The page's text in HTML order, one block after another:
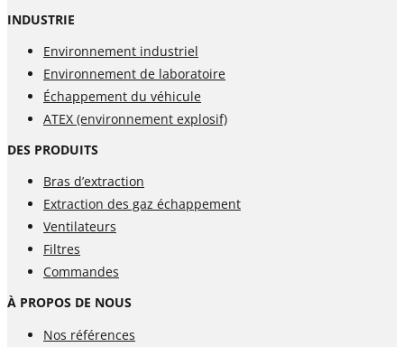
INDUSTRIE
Environnement industriel
Environnement de laboratoire
Échappement du véhicule
ATEX (environnement explosif)
DES PRODUITS
Bras d’extraction
Extraction des gaz échappement
Ventilateurs
Filtres
Commandes
À PROPOS DE NOUS
Nos références